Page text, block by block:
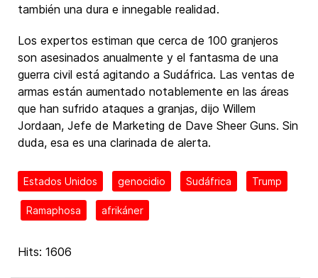
también una dura e innegable realidad.
Los expertos estiman que cerca de 100 granjeros
son asesinados anualmente y el fantasma de una
guerra civil está agitando a Sudáfrica. Las ventas de
armas están aumentado notablemente en las áreas
que han sufrido ataques a granjas, dijo Willem
Jordaan, Jefe de Marketing de Dave Sheer Guns. Sin
duda, esa es una clarinada de alerta.
Estados Unidos genocidio Sudáfrica Trump
Ramaphosa afrikáner
Hits: 1606